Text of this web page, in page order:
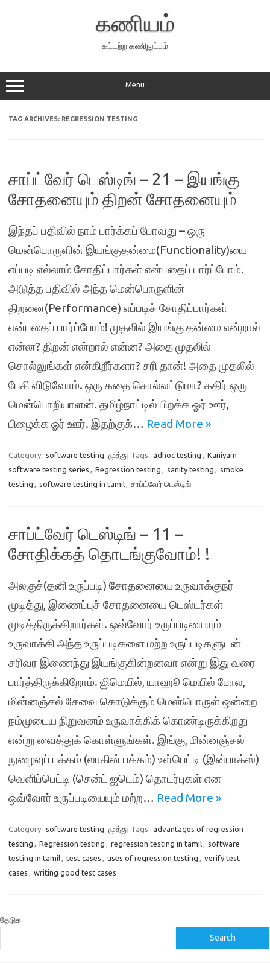
கணியம்
கட்டற்ற கணிநுட்பம்
Menu
TAG ARCHIVES: REGRESSION TESTING
சாப்ட்வேர் டெஸ்டிங் – 21 – இயங்கு
சோதனையும் திறன் சோதனையும்
இந்தப் பதிவில் நாம் பார்க்கப் போவது – ஒரு
மென்பொருளின் இயங்குதன்மை(Functionality)யை
எப்படி எல்லாம் சோதிப்பார்கள் என்பதைப் பார்ப்போம்.
அடுத்த பதிவில் அந்த மென்பொருளின்
திறனை(Performance) எப்படிச் சோதிப்பார்கள்
என்பதைப் பார்ப்போம்! முதலில் இயங்கு தன்மை என்றால்
என்ன? திறன் என்றால் என்ன? அதை முதலில்
சொல்லுங்கள் என்கிறீர்களா? சரி தான்! அதை முதலில்
பேசி விடுவோம். ஒரு கதை சொல்லட்டுமா? கதிர் ஒரு
மென்பொறியாளன். தமிழ்நாட்டில் பிறக்க ஓர் ஊர்,
பிழைக்க ஓர் ஊர். இதற்குக்… Read More »
Category: software testing முத்து Tags: adhoc testing , Kaniyam
software testing series , Regression testing , sanity testing , smoke
testing , software testing in tamil, சாப்ட்வேர் டெஸ்டிங்
சாப்ட்வேர் டெஸ்டிங் – 11 –
சோதிக்கத் தொடங்குவோம்! !
அலகுச்(தனி உருப்படி) சோதனையை உருவாக்குநர்
முடித்து, இணைப்புச் சோதனையை டெஸ்டர்கள்
முடித்திருக்கிறார்கள். ஒவ்வோர் உருப்படியையும்
உருவாக்கி அந்த உருப்படிகளை மற்ற உருப்படிகளுடன்
சரிவர இணைந்து இயங்குகின்றனவா என்று இது வரை
பார்த்திருக்கிறோம். ஜிமெயில், யாஹூ மெயில் போல,
மின்னஞ்சல் சேவை கொடுக்கும் மென்பொருள் ஒன்றை
நம்முடைய நிறுவனம் உருவாக்கிக் கொண்டிருக்கிறது
என்று வைத்துக் கொள்ளுங்கள். இங்கு, மின்னஞ்சல்
நுழைவுப் பக்கம் (லாகின் பக்கம்) உள்பெட்டி (இன்பாக்ஸ்)
வெளிப்பெட்டி (சென்ட் ஐடெம்) தொடர்புகள் என
ஒவ்வோர் உருப்படியையும் மற்ற… Read More »
Category: software testing முத்து Tags: advantages of regression
testing , Regression testing , regression testing in tamil, software
testing in tamil, test cases , uses of regression testing , verify test
cases , writing good test cases
தேடுக
Search